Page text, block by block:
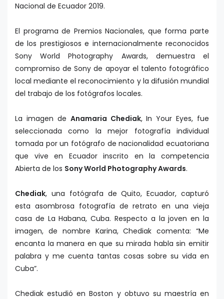
Nacional de Ecuador 2019.
El programa de Premios Nacionales, que forma parte
de los prestigiosos e internacionalmente reconocidos
Sony World Photography Awards, demuestra el
compromiso de Sony de apoyar el talento fotográfico
local mediante el reconocimiento y la difusión mundial
del trabajo de los fotógrafos locales.
La imagen de Anamaria Chediak, In Your Eyes, fue
seleccionada como la mejor fotografía individual
tomada por un fotógrafo de nacionalidad ecuatoriana
que vive en Ecuador inscrito en la competencia
Abierta de los Sony World Photography Awards.
Chediak, una fotógrafa de Quito, Ecuador, capturó
esta asombrosa fotografía de retrato en una vieja
casa de La Habana, Cuba. Respecto a la joven en la
imagen, de nombre Karina, Chediak comenta: “Me
encanta la manera en que su mirada habla sin emitir
palabra y me cuenta tantas cosas sobre su vida en
Cuba”.
Chediak estudió en Boston y obtuvo su maestría en